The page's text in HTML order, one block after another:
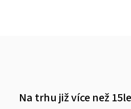
Na trhu již více než